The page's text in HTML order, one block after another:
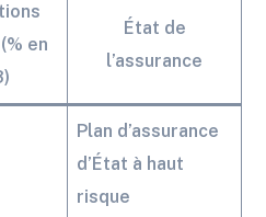
en
État de
l’assurance
Plan d’assurance
d’État à haut
risque